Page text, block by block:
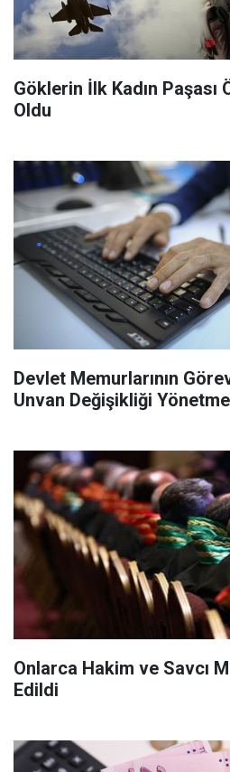
Göklerin İlk Kadın Paşası
Oldu
Devlet Memurlarının
Unvan Değişikliği
Onlarca Hakim ve Savcı
Edildi